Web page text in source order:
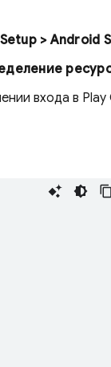
> Android
входа в